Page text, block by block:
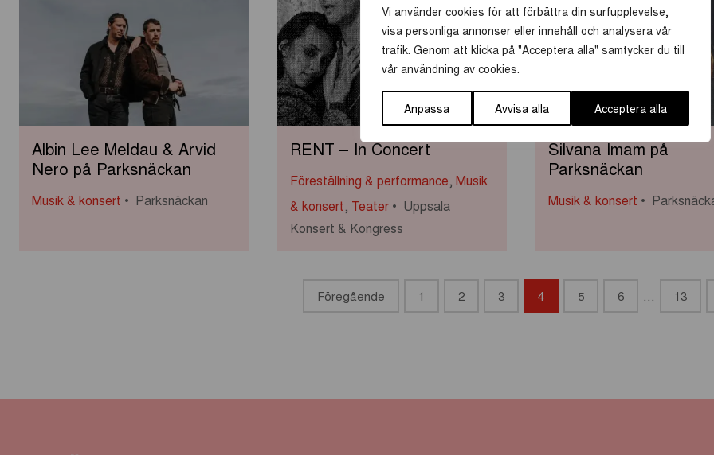
Vi använder cookies för att förbättra din surfupplevelse,
visa personliga annonser eller innehåll och analysera vår
trafik. Genom att klicka på "Acceptera alla" samtycker du till
vår användning av cookies.
Anpassa Avvisa alla Acceptera alla
Albin Lee Meldau & Arvid
Nero på Parksnäckan
Musik & konsert Parksnäckan
RENT – In Concert
Föreställning & performance, Musik
& konsert, Teater
Uppsala
Konsert & Kongress
Silvana Imam på
Parksnäckan
Musik & konsert
Föregående 1 2 3 4 5 6 … 13